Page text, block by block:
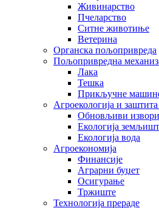
Живинарство
Пчеларство
Ситне животиње
Ветерина
Органска пољопривреда
Пољопривредна
Лака
Тешка
Прикључне
Агроекологија и
Обновљиви
Екологија
Екологија вода
Агроекономија
Финансије
Аграрни буџет
Осигурање
Тржиште
Технологија прераде